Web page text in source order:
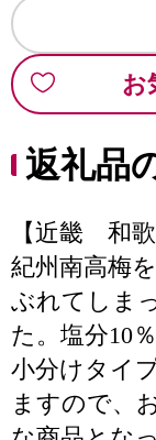
お
返礼品
【近畿 和
紀州南高梅
ぶれてしま
た。塩分10％
小分けタイ
ますので、